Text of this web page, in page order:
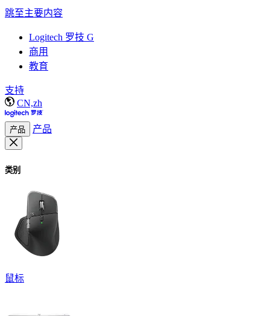
跳至主要内容
Logitech 罗技 G
商用
教育
支持
CN,zh
产品 产品
类别
鼠标